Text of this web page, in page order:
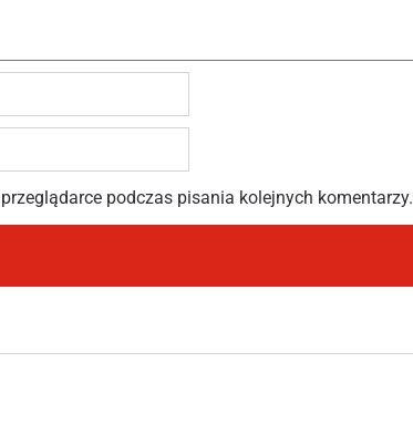
podczas pisania kolejnych komentarzy.